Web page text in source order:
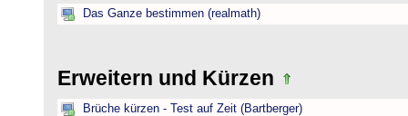
Das Ganze bestimmen (realmath)
Erweitern und Kürzen
Brüche kürzen - Test auf Zeit (Bartberger)